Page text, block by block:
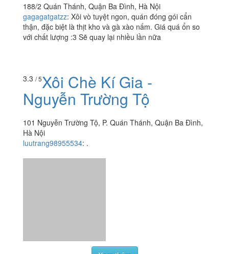
188/2 Quán Thánh, Quận Ba Đình, Hà Nội
gagagatgatzz: Xôi vò tuyệt ngon, quán đóng gói cẩn
thận, đặc biệt là thịt kho và gà xào nấm. Giá quá ổn so
với chất lượng :3 Sẽ quay lại nhiều lần nữa
3.3 / 5Xôi Chè Kí Gia -
Nguyễn Trường Tộ
Ăn uống-